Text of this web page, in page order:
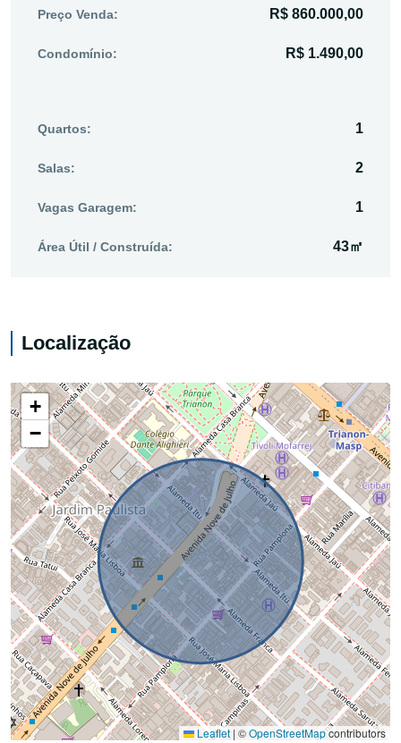
Preço Venda: R$ 860.000,00
Condomínio: R$ 1.490,00
Quartos: 1
Salas: 2
Vagas Garagem: 1
Área Útil / Construída: 43㎡
Localização
+
−
Leaflet | ©OpenStreetMapcontributors